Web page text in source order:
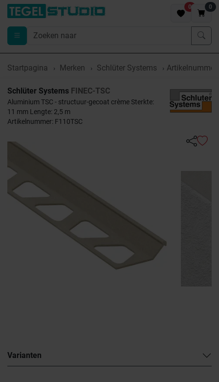
0 0
Startpagina Merken Schlüter Systems Artikelnummer
Schlüter Systems FINEC-TSC
Aluminium TSC - structuur-gecoat crème Sterkte:
11 mm Lengte: 2,5 m
Artikelnummer: F110TSC
Varianten